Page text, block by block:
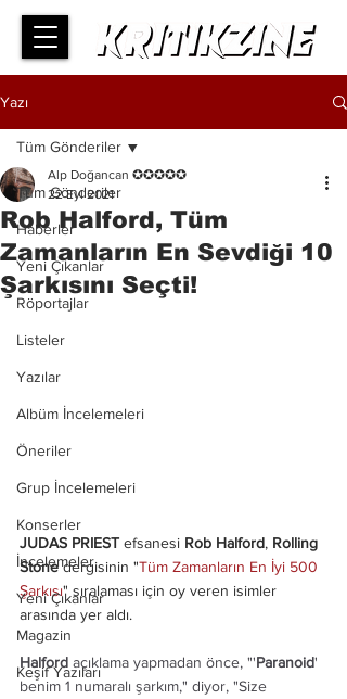
Yazı
Tüm Gönderiler
Haberler
Yeni Çıkanlar
Röportajlar
Listeler
Yazılar
Albüm İncelemeleri
Öneriler
Grup İncelemeleri
Konserler
İncelemeler
Yeni Çıkanlar
Magazin
Keşif Yazıları
Tüm Gönderiler
Rob Halford, Tüm
Zamanların En Sevdiği 10
Şarkısını Seçti!
Alp Doğancan ✪✪✪✪✪
22 Eyl 2021
JUDAS PRIEST efsanesi Rob Halford, Rolling
Stone dergisinin "Tüm Zamanların En İyi 500
Şarkısı" sıralaması için oy veren isimler
arasında yer aldı.
Halford açıklama yapmadan önce, "'Paranoid'
benim 1 numaralı şarkım," diyor, "Size